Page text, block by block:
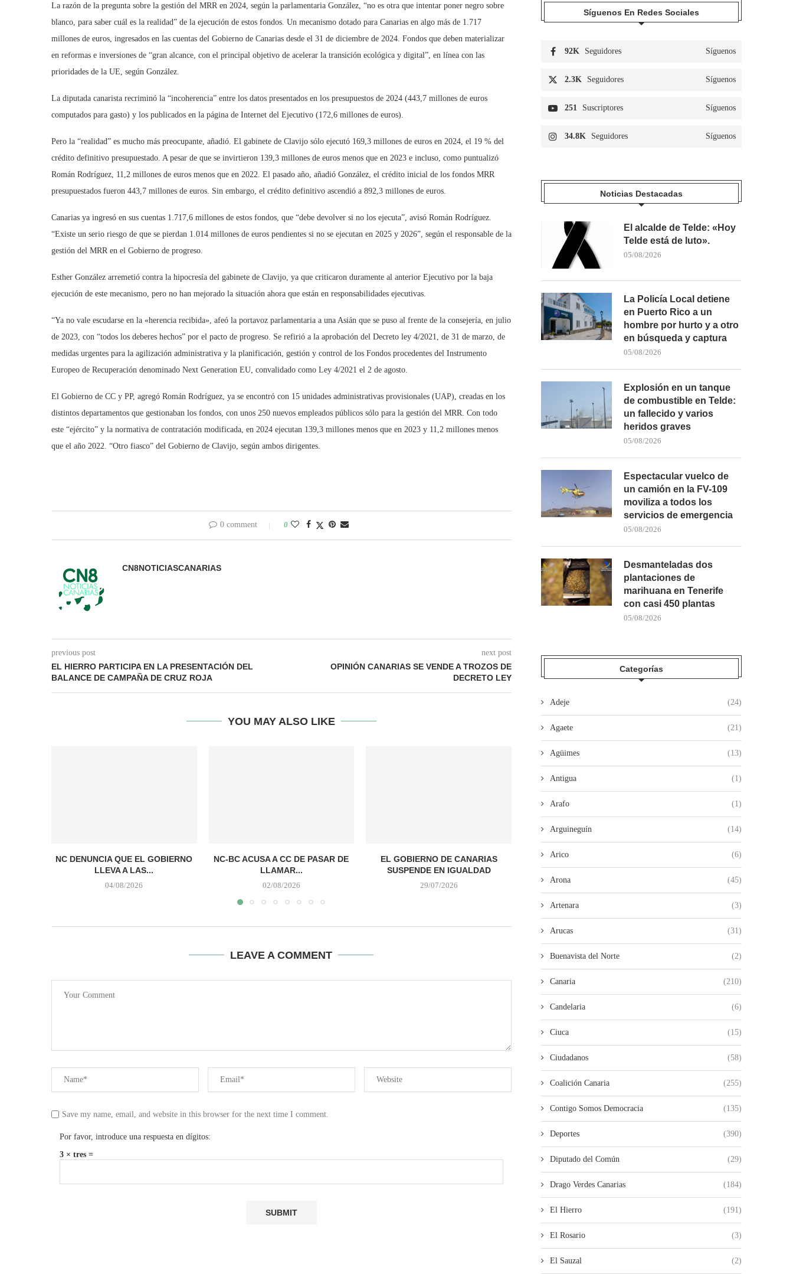
La razón de la pregunta sobre la gestión del MRR en 2024, según la parlamentaria González, “no es otra que intentar poner negro sobre
blanco, para saber cuál es la realidad” de la ejecución de estos fondos. Un mecanismo dotado para Canarias en algo más de 1.717
millones de euros, ingresados en las cuentas del Gobierno de Canarias desde el 31 de diciembre de 2024. Fondos que deben materializar
en reformas e inversiones de “gran alcance, con el principal objetivo de acelerar la transición ecológica y digital”, en línea con las
prioridades de la UE, según González.
La diputada canarista recriminó la “incoherencia” entre los datos presentados en los presupuestos de 2024 (443,7 millones de euros
computados para gasto) y los publicados en la página de Internet del Ejecutivo (172,6 millones de euros).
Pero la “realidad” es mucho más preocupante, añadió. El gabinete de Clavijo sólo ejecutó 169,3 millones de euros en 2024, el 19 % del
crédito definitivo presupuestado. A pesar de que se invirtieron 139,3 millones de euros menos que en 2023 e incluso, como puntualizó
Román Rodríguez, 11,2 millones de euros menos que en 2022. El pasado año, añadió González, el crédito inicial de los fondos MRR
presupuestados fueron 443,7 millones de euros. Sin embargo, el crédito definitivo ascendió a 892,3 millones de euros.
Canarias ya ingresó en sus cuentas 1.717,6 millones de estos fondos, que “debe devolver si no los ejecuta”, avisó Román Rodríguez.
“Existe un serio riesgo de que se pierdan 1.014 millones de euros pendientes si no se ejecutan en 2025 y 2026”, según el responsable de la
gestión del MRR en el Gobierno de progreso.
Esther González arremetió contra la hipocresía del gabinete de Clavijo, ya que criticaron duramente al anterior Ejecutivo por la baja
ejecución de este mecanismo, pero no han mejorado la situación ahora que están en responsabilidades ejecutivas.
“Ya no vale escudarse en la «herencia recibida», afeó la portavoz parlamentaria a una Asián que se puso al frente de la consejería, en julio
de 2023, con “todos los deberes hechos” por el pacto de progreso. Se refirió a la aprobación del Decreto ley 4/2021, de 31 de marzo, de
medidas urgentes para la agilización administrativa y la planificación, gestión y control de los Fondos procedentes del Instrumento
Europeo de Recuperación denominado Next Generation EU, convalidado como Ley 4/2021 el 2 de agosto.
El Gobierno de CC y PP, agregó Román Rodríguez, ya se encontró con 15 unidades administrativas provisionales (UAP), creadas en los
distintos departamentos que gestionaban los fondos, con unos 250 nuevos empleados públicos sólo para la gestión del MRR. Con todo
este “ejército” y la normativa de contratación modificada, en 2024 ejecutan 139,3 millones menos que en 2023 y 11,2 millones menos
que el año 2022. “Otro fiasco” del Gobierno de Clavijo, según ambos dirigentes.
0 comment 0
CN8NOTICIASCANARIAS
previous post
EL HIERRO PARTICIPA EN LA PRESENTACIÓN DEL
BALANCE DE CAMPAÑA DE CRUZ ROJA
next post
OPINIÓN CANARIAS SE VENDE A TROZOS DE
DECRETO LEY
YOU MAY ALSO LIKE
NC DENUNCIA QUE EL GOBIERNO
LLEVA A LAS...
04/08/2026
NC-BC ACUSA A CC DE PASAR DE
LLAMAR...
02/08/2026
EL GOBIERNO DE CANARIAS
SUSPENDE EN IGUALDAD
29/07/2026
LA UNIDAD DE LA IZQUIERDA
ARRANCA CON ÉXITO...
ROMÁN RODRÍGUEZ SIN
SIN FUTURO
26/07/2026
LEAVE A COMMENT
Save my name, email, and website in this browser for the next time I comment.
Por favor, introduce una respuesta en dígitos:
3 × tres =
Síguenos En Redes Sociales
92K Seguidores Síguenos
2.3K Seguidores Síguenos
251 Suscriptores Síguenos
34.8K Seguidores Síguenos
Noticias Destacadas
El alcalde de Telde: «Hoy
Telde está de luto».
05/08/2026
La Policía Local detiene
en Puerto Rico a un
hombre por hurto y a otro
en búsqueda y captura
05/08/2026
Explosión en un tanque
de combustible en Telde:
un fallecido y varios
heridos graves
05/08/2026
Espectacular vuelco de
un camión en la FV-109
moviliza a todos los
servicios de emergencia
05/08/2026
Desmanteladas dos
plantaciones de
marihuana en Tenerife
con casi 450 plantas
05/08/2026
Categorías
Adeje (24)
Agaete (21)
Agüimes (13)
Antigua (1)
Arafo (1)
Arguineguín (14)
Arico (6)
Arona (45)
Artenara (3)
Arucas (31)
Buenavista del Norte (2)
Canaria (210)
Candelaria (6)
Ciuca (15)
Ciudadanos (58)
Coalición Canaria (255)
Contigo Somos Democracia (135)
Deportes (390)
Diputado del Común (29)
Drago Verdes Canarias (184)
El Hierro (191)
El Rosario (3)
El Sauzal (2)